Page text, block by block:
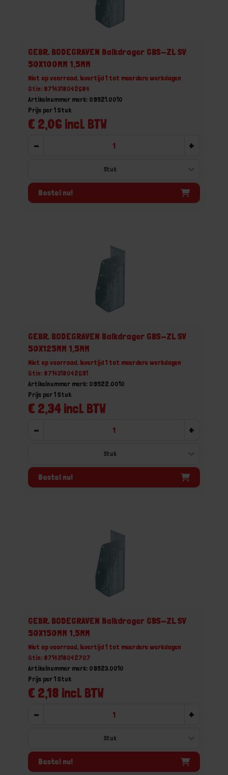
GEBR. BODEGRAVEN Balkdrager GBS-ZL SV
50X100MM 1,5MM
Niet op voorraad, levertijd 1 tot meerdere werkdagen
Gtin: 8714318042684
Artikelnummer merk: 09521.0010
€ 2,06 incl. BTW
Prijs per 1 Stuk
- +
Bestel nu!
GEBR. BODEGRAVEN Balkdrager GBS-ZL SV
50X125MM 1,5MM
Niet op voorraad, levertijd 1 tot meerdere werkdagen
Gtin: 8714318042691
Artikelnummer merk: 09522.0010
€ 2,34 incl. BTW
Prijs per 1 Stuk
- +
Bestel nu!
GEBR. BODEGRAVEN Balkdrager GBS-ZL SV
50X150MM 1,5MM
Niet op voorraad, levertijd 1 tot meerdere werkdagen
Gtin: 8714318042707
Artikelnummer merk: 09523.0010
€ 2,18 incl. BTW
Prijs per 1 Stuk
- +
Bestel nu!